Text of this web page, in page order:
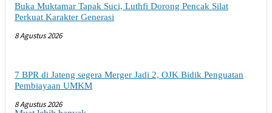
Buka Muktamar Tapak Suci, Luthfi Dorong Pencak Silat
Perkuat Karakter Generasi
8 Agustus 2026
7 BPR di Jateng segera Merger Jadi 2, OJK Bidik Penguatan
Pembiayaan UMKM
8 Agustus 2026